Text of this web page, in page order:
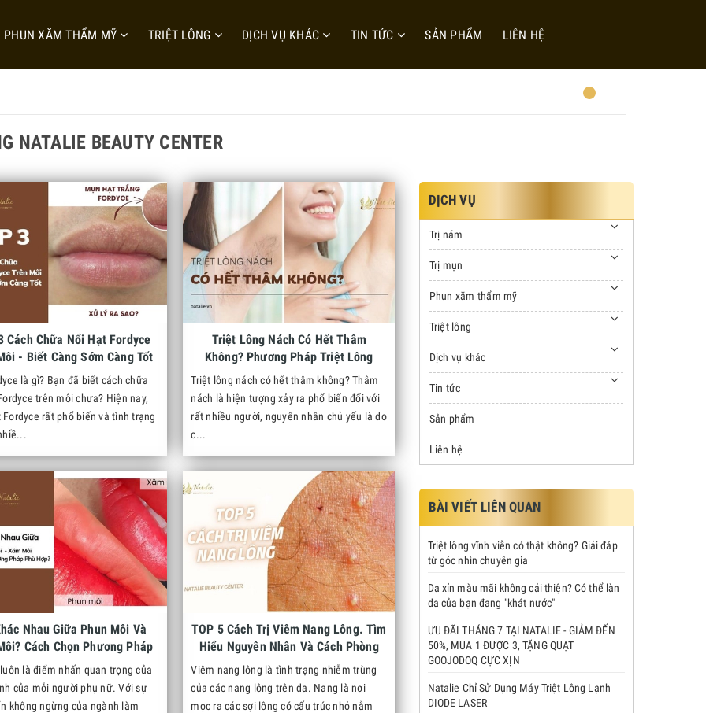
PHUN XĂM THẨM MỸ TRIỆT LÔNG DỊCH VỤ KHÁC TIN TỨC SẢN PHẨM LIÊN HỆ
NATALIE BEAUTY CENTER
Cách Chữa Nổi Hạt Fordyce
- Biết Càng Sớm Càng Tốt
là gì? Bạn đã biết cách chữa
trên môi chưa? Hiện nay,
Fordyce rất phổ biến và tình trạng
Triệt Lông Nách Có Hết Thâm
Không? Phương Pháp Triệt Lông
Nách Không Thâm - Không Đau
Triệt lông nách có hết thâm không? Thâm
nách là hiện tượng xảy ra phổ biến đối với
rất nhiều người, nguyên nhân chủ yếu là do
c...
Nhau Giữa Phun Môi Và
Cách Chọn Phương Pháp
Phù Hợp?
là điểm nhấn quan trọng của
của mỗi người phụ nữ. Với sự
không ngừng của ngành làm
TOP 5 Cách Trị Viêm Nang Lông. Tìm
Hiểu Nguyên Nhân Và Cách Phòng
Ngừa Viêm Nang Lông
Viêm nang lông là tình trạng nhiễm trùng
của các nang lông trên da. Nang là nơi
mọc ra các sợi lông có cấu trúc nhỏ nằm
DỊCH VỤ
Trị nám
Trị mụn
Phun xăm thẩm mỹ
Triệt lông
Dịch vụ khác
Tin tức
Sản phẩm
Liên hệ
BÀI VIẾT LIÊN QUAN
Triệt lông vĩnh viễn có thật không? Giải đáp
từ góc nhìn chuyên gia
Da xỉn màu mãi không cải thiện? Có thể làn
da của bạn đang "khát nước"
ƯU ĐÃI THÁNG 7 TẠI NATALIE - GIẢM ĐẾN
50%, MUA 1 ĐƯỢC 3, TẶNG QUẠT
GOOJODOQ CỰC XỊN
Natalie Chỉ Sử Dụng Máy Triệt Lông Lạnh
DIODE LASER